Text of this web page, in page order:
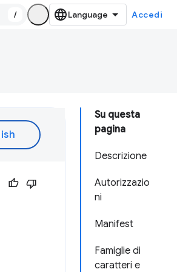
/ Accedi
Su questa
pagina
Descrizione
Autorizzazio
ni
Manifest
Famiglie di
caratteri e